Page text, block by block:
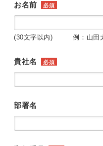
お名前 必須
(30文字以内) 例：山田
貴社名 必須
部署名